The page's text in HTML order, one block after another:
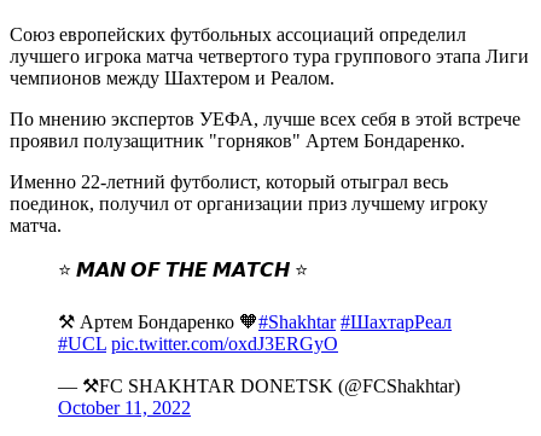
Союз европейских футбольных ассоциаций определил
лучшего игрока матча четвертого тура группового этапа Лиги
чемпионов между Шахтером и Реалом.
По мнению экспертов УЕФА, лучше всех себя в этой встрече
проявил полузащитник "горняков" Артем Бондаренко.
Именно 22-летний футболист, который отыграл весь
поединок, получил от организации приз лучшему игроку
матча.
⭐️ 𝙈𝘼𝙉 𝙊𝙁 𝙏𝙃𝙀 𝙈𝘼𝙏𝘾𝙃 ⭐️
⚒ Артем Бондаренко 🧡#Shakhtar #ШахтарРеал
#UCL pic.twitter.com/oxdJ3ERGyO
— ⚒FC SHAKHTAR DONETSK (@FCShakhtar)
October 11, 2022